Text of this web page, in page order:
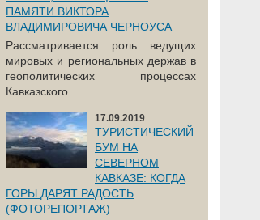
ПАМЯТИ ВИКТОРА
ВЛАДИМИРОВИЧА ЧЕРНОУСА
Рассматривается роль ведущих
мировых и региональных держав в
геополитических процессах
Кавказского...
17.09.2019
ТУРИСТИЧЕСКИЙ
БУМ НА
СЕВЕРНОМ
КАВКАЗЕ: КОГДА
ГОРЫ ДАРЯТ РАДОСТЬ
(ФОТОРЕПОРТАЖ)